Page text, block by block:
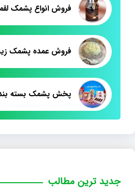
فروش انواع پشمک
فروش عمده پشمک
پخش پشمک بسته
جدید ترین مطالب